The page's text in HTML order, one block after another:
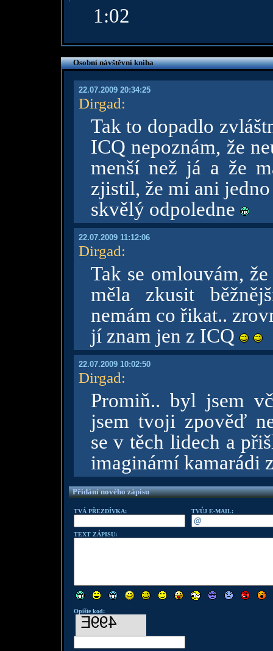
1:02
Osobní návštěvní kniha
22.07.2009 20:34:25
Dirgad:
Tak to dopadlo
ICQ nepoznám, že
menší než já a že
zjistil, že mi ani
skvělý odpoledne
22.07.2009 11:12:06
Dirgad:
Tak se omlouvám,
měla zkusit
nemám co řikat..
jí znam jen z ICQ
22.07.2009 10:02:50
Dirgad:
Promiň.. byl jsem
jsem tvoji zpověď
se v těch lidech a
imaginární kamarádi
Přidání nového zápisu
TVÁ PŘEZDÍVKA: TVŮJ E-MAIL:
TEXT ZÁPISU:
Opište kod: